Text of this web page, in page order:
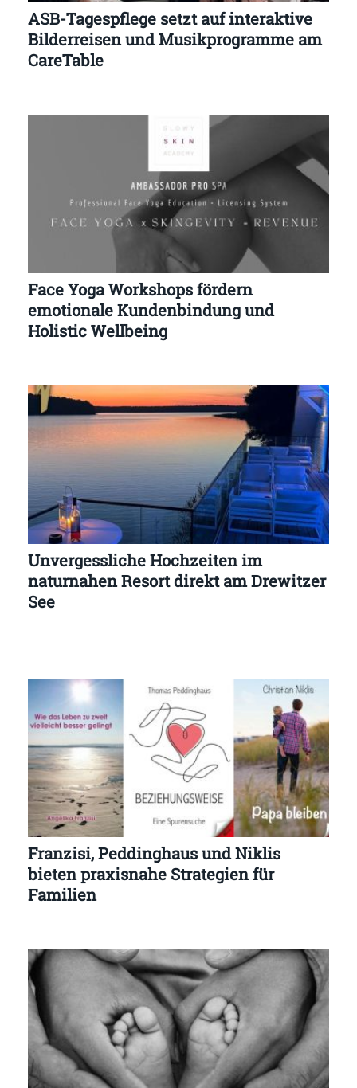
ASB-Tagespflege setzt auf interaktive
Bilderreisen und Musikprogramme am
CareTable
Face Yoga Workshops fördern
emotionale Kundenbindung und
Holistic Wellbeing
Unvergessliche Hochzeiten im
naturnahen Resort direkt am Drewitzer
See
Franzisi, Peddinghaus und Niklis
bieten praxisnahe Strategien für
Familien